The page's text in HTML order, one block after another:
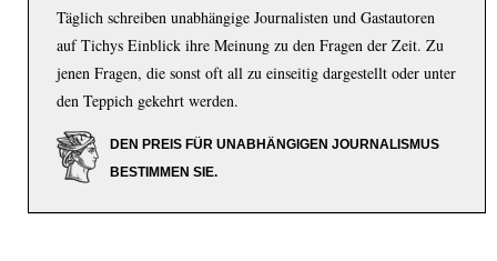
Täglich schreiben unabhängige Journalisten und Gastautoren
auf Tichys Einblick ihre Meinung zu den Fragen der Zeit. Zu
jenen Fragen, die sonst oft all zu einseitig dargestellt oder unter
den Teppich gekehrt werden.
DEN PREIS FÜR UNABHÄNGIGEN JOURNALISMUS
BESTIMMEN SIE.